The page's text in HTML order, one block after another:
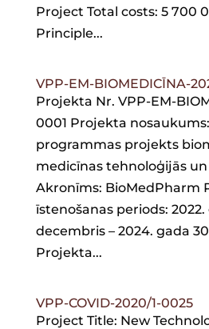
Project Total costs: 5 700
Principle...
VPP-EM-BIOMEDICĪNA-
Projekta Nr. VPP-EM-
0001 Projekta
programmas projekts
medicīnas tehnoloģijās
Akronīms: BioMedPharm
īstenošanas periods: 2022.
decembris – 2024. gada
Projekta...
VPP-COVID-2020/1-0025
Project Title: New